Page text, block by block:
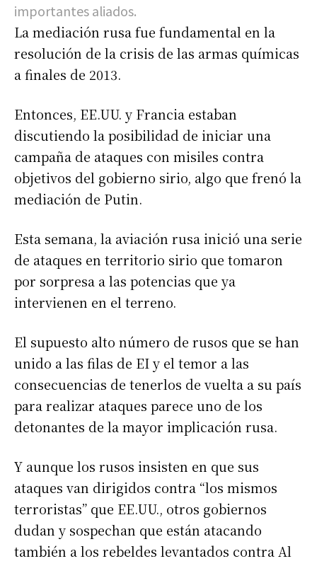
importantes aliados.
La mediación rusa fue fundamental en la
resolución de la crisis de las armas químicas
a finales de 2013.
Entonces, EE.UU. y Francia estaban
discutiendo la posibilidad de iniciar una
campaña de ataques con misiles contra
objetivos del gobierno sirio, algo que frenó la
mediación de Putin.
Esta semana, la aviación rusa inició una serie
de ataques en territorio sirio que tomaron
por sorpresa a las potencias que ya
intervienen en el terreno.
El supuesto alto número de rusos que se han
unido a las filas de EI y el temor a las
consecuencias de tenerlos de vuelta a su país
para realizar ataques parece uno de los
detonantes de la mayor implicación rusa.
Y aunque los rusos insisten en que sus
ataques van dirigidos contra “los mismos
terroristas” que EE.UU., otros gobiernos
dudan y sospechan que están atacando
también a los rebeldes levantados contra Al